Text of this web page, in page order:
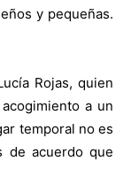
y pequeñas.
Rojas, quien
a un
temporal no es
de acuerdo que